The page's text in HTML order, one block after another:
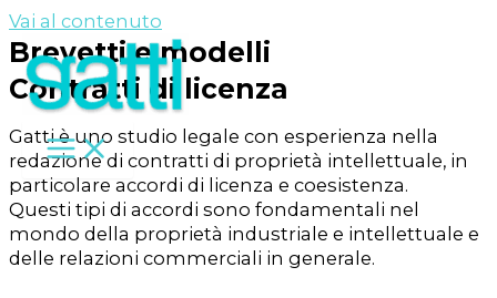
Vai al contenuto
Brevetti e modelli
Contratti di licenza
Gatti è uno studio legale con esperienza nella
redazione di contratti di proprietà intellettuale, in
particolare accordi di licenza e coesistenza.
Questi tipi di accordi sono fondamentali nel
mondo della proprietà industriale e intellettuale e
delle relazioni commerciali in generale.